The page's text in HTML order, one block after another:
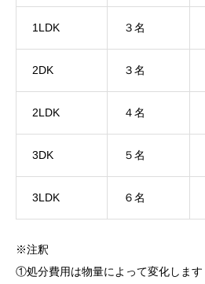
1LDK ３名
2DK ３名
2LDK ４名
3DK ５名
3LDK ６名
※注釈
①処分費用は物量によって変化します